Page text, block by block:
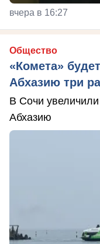
вчера в 16:27
Общество
«Комета»
Абхазию три
В Сочи
Абхазию